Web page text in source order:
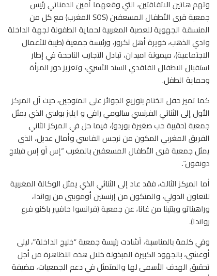
وتهم هاتين الاتفاقتين، التي وقعهما أمين الدمناتي رئيس
جمعية قرى الأطفال المسعفين (SOS المغرب) مع كل من
المنسقة الجهوية للعصبة المغربية لحماية الطفولة لجهة الداخلة
وادي الذهب، خويرة أهل تكرور، ورئيسة جمعية (طيبة للأعمال
الاجتماعية)، ميمونة اميدان، تبادل التجارب الناجحة في إطار
استقبال الاطفال الفاقدي السند الأسري، وتعزيز دور المرأة
وحماية الطفل.
كما تميز حفل الختام بتوزيع الجوائز على المتوجين، حيث آل المركز
الأول إلى الثنائي الفرنسي سالومي رافي و ايليز بوليني الذي يمثل
جمعية (حقيبة حب صغيرة بوردو)، فيما حل في المركز الثاني
الفريق المغربي المكون من نرجس الفاسي وأمال عديل، الذي
يمثل جمعية قرى الأطفال المسعفين بالمغرب “إس أو إس فيلاج
دونفون”.
أما المركز الثالث، فقد عاد إلى الثنائي الذي يمثل الوكالة المغربية
للتعاون الدولي، والمتكون من إرنستين أوموبيي من رواندا،
وراهيناتو وينتينا من غانا، عن جمعية (فرانسوا خافيير باكنو فرع
رواندا).
وفي كلمة بالمناسبة، أشادت رئيسة جمعية “خليج الداخلة”، ليلى
أوعشي، بالجهود الكبيرة المبذولة خلال هذه التظاهرة من أجل
تحقيق الهدف الأسمى لها والمتمثل في دعم الجمعيات، مضيفة